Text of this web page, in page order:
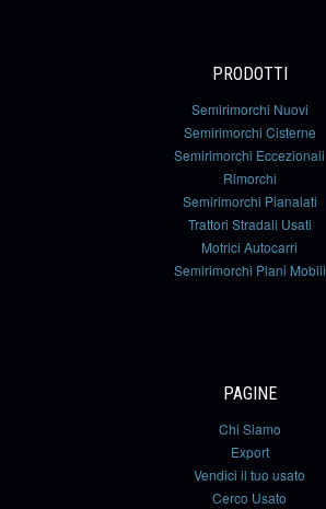
PRODOTTI
Semirimorchi Nuovi
Semirimorchi Cisterne
Semirimorchi Eccezionali
Rimorchi
Semirimorchi Pianalati
Trattori Stradali Usati
Motrici Autocarri
Semirimorchi Piani Mobili
PAGINE
Chi Siamo
Export
Vendici il tuo usato
Cerco Usato